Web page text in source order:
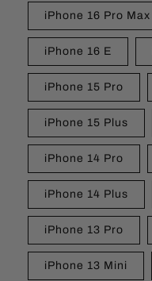
iPhone 16 Pro Max
iPhone 16 E
iPhone 15 Pro
iPhone 15 Plus
iPhone 14 Pro
iPhone 14 Plus
iPhone 13 Pro
iPhone 13 Mini